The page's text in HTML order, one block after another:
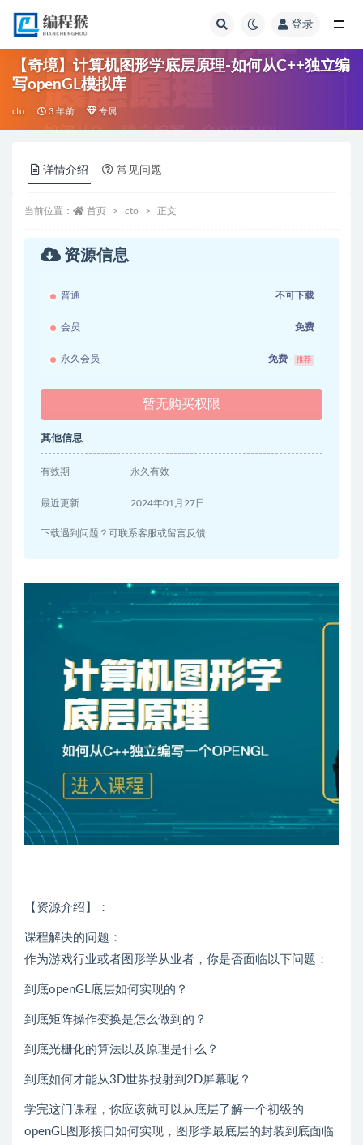
登录
【奇境】计算机图形学底层原理-如何从C++独立编
写openGL模拟库
cto 3 年前 专属
详情介绍 常见问题
当前位置： 首页 cto 正文
资源信息
普通 不可下载
会员 免费
永久会员 免费 推荐
暂无购买权限
其他信息
有效期 永久有效
最近更新 2024年01月27日
下载遇到问题？可联系客服或留言反馈
【资源介绍】：
课程解决的问题：
作为游戏行业或者图形学从业者，你是否面临以下问题：
到底openGL底层如何实现的？
到底矩阵操作变换是怎么做到的？
到底光栅化的算法以及原理是什么？
到底如何才能从3D世界投射到2D屏幕呢？
学完这门课程，你应该就可以从底层了解一个初级的
openGL图形接口如何实现，图形学最底层的封装到底面临